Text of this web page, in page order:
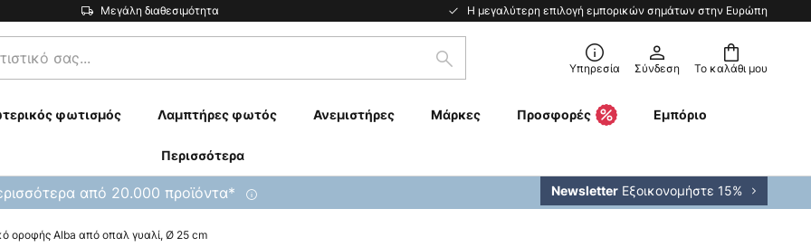
Μεγάλη διαθεσιμότητα Η μεγαλύτερη επιλογή εμπορικών σημάτων στην Ευρώπη
Το καλάθι μου
Αναζήτηση Υπηρεσία Σύνδεση
φωτισμός Λαμπτήρες φωτός Ανεμιστήρες Μάρκες Προσφορές Εμπόριο
Περισσότερα
από 20.000 προϊόντα* Newsletter Εξοικονομήστε 15%
οροφής Alba από οπαλ γυαλί, Ø 25 cm